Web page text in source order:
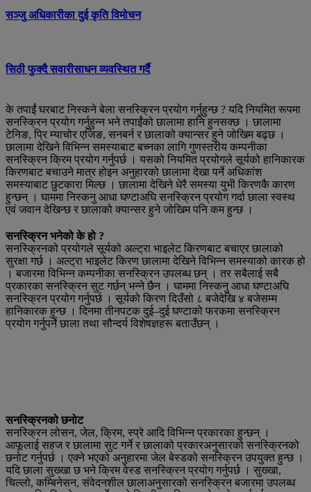
सञ्जु अधिकारीका दुई कृति विमोचन
सिठी फुक्दै सवारीसाधन व्यवस्थित गर्दै
के तपाईं घरबाट निस्कने बेला सनस्क्रिन प्रयोग गर्नुहुन्छ ? यदि नियमित रूपमा
सनस्क्रिन प्रयोग गर्नुहुन्न भने तपाईंको छालामा हानि हुनसक्छ । छालामा
टेनिङ, प्रि म्याचोर एजिङ, सनबर्न र छालाको क्यान्सर हुने जोखिम बढ्छ ।
छालामा देखिने विभिन्न समस्याबाट बच्नका लागि गुणस्तरीय कम्पनीका
सनस्क्रिन क्रिम प्रयोग गर्नुपर्छ । यसको नियमित प्रयोगले सूर्यको हानिकारक
किरणबाट बचाउने मात्र होइन अनुहारको छालामा देखा पर्ने अधिकांश
समस्याबाट छुटकारा मिल्छ । छालामा देखिने धेरै समस्या युभी किरणकै कारण
हुन्छन् । घाममा निस्कनु आधा घण्टाअघि सनस्क्रिन प्रयोग गर्दा छाला स्वस्थ
एवं जवान देखिन्छ र छालाको क्यान्सर हुने जोखिम पनि कम हुन्छ ।
सनस्क्रिन भनेको के हो ?
सनस्क्रिनको प्रयोगले सूर्यको अल्ट्रा भाइलेट किरणबाट बचाएर छालाको
सुरक्षा गर्छ । अल्ट्रा भाइलेट किरण छालामा देखिने विभिन्न समस्याको कारक हो
। बजारमा विभिन्न कम्पनीका सनस्क्रिन उपलब्ध छन् । तर सबैलाई सबै
प्रकारका सनस्क्रिन सुट गर्छन् भन्ने छैन । घाममा निस्कनु आधा घण्टाअघि
सनस्क्रिन प्रयोग गर्नुपर्छ । सूर्यको किरण दिउँसो ८ बजेदेखि ४ बजेसम्म
हानिकारक हुन्छ । दिनमा तीनपटक दुई–दुई घण्टाको फरकमा सनस्क्रिन
प्रयोग गर्नुपर्ने छाला तथा सौन्दर्य विशेषज्ञहरू बताउँछन् ।
सनस्क्रिनको छनोट
सनस्क्रिन लोसन, जेल, क्रिम, स्प्रे आदि विभिन्न प्रकारका हुन्छन् ।
आफूलाई सहज र छालामा सुट गर्ने र छालाको प्रकारअनुसारको सनस्क्रिनको
छनोट गर्नुपर्छ । एक्ने भएको अनुहारमा जेल बेस्डको सनस्क्रिन उपयुक्त हुन्छ ।
यदि छाला सुख्खा छ भने क्रिम वेस्ड सनस्क्रिन प्रयोग गर्नुपर्छ । सुख्खा,
चिल्लो, कम्बिनेसन, संवेदनशील छालाअनुसारको सनस्क्रिन बजारमा उपलब्ध